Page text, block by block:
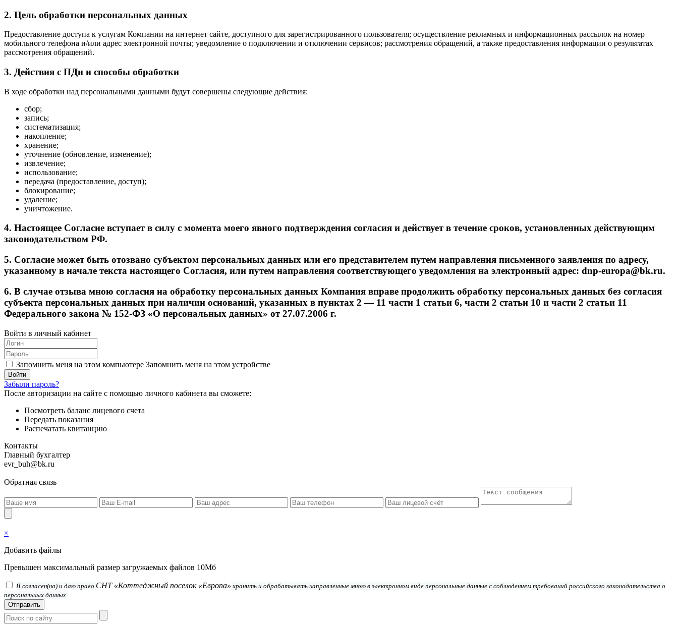
2. Цель обработки персональных данных
Предоставление доступа к услугам Компании на интернет сайте, доступного для зарегистрированного пользователя; осуществление рекламных и информационных рассылок на номер
мобильного телефона и/или адрес электронной почты; уведомление о подключении и отключении сервисов; рассмотрения обращений, а также предоставления информации о результатах
рассмотрения обращений.
3. Действия с ПДн и способы обработки
В ходе обработки над персональными данными будут совершены следующие действия:
сбор;
запись;
систематизация;
накопление;
хранение;
уточнение (обновление, изменение);
извлечение;
использование;
передача (предоставление, доступ);
блокирование;
удаление;
уничтожение.
4. Настоящее Согласие вступает в силу с момента моего явного подтверждения согласия и действует в течение сроков, установленных действующим
законодательством РФ.
5. Согласие может быть отозвано субъектом персональных данных или его представителем путем направления письменного заявления по адресу,
указанному в начале текста настоящего Согласия, или путем направления соответствующего уведомления на электронный адрес: dnp-europa@bk.ru.
6. В случае отзыва мною согласия на обработку персональных данных Компания вправе продолжить обработку персональных данных без согласия
субъекта персональных данных при наличии оснований, указанных в пунктах 2 — 11 части 1 статьи 6, части 2 статьи 10 и части 2 статьи 11
Федерального закона № 152-ФЗ «О персональных данных» от 27.07.2006 г.
Войти в личный кабинет
Запомнить меня на этом компьютере Запомнить меня на этом устройстве
Забыли пароль?
После авторизации на сайте с помощью личного кабинета вы сможете:
Посмотреть баланс лицевого счета
Передать показания
Распечатать квитанцию
Контакты
Главный бухгалтер
evr_buh@bk.ru
Обратная связь
×
Добавить файлы
Превышен максимальный размер загружаемых файлов 10Мб
Я согласен(на) и даю право СНТ «Коттеджный поселок «Европа» хранить и обрабатывать направленные мною в электронном виде персональные данные с соблюдением требований российского законодательства о
персональных данных.
Отправить